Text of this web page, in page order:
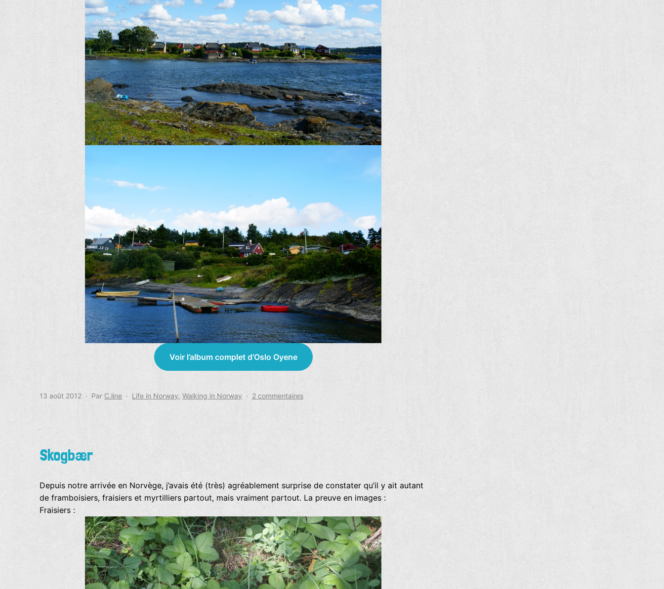
Voir l’album complet d’Oslo Oyene
Publié
13 août 2012 Par C.line
Catégorisé
Life in Norway,Walking in Norway 2 commentairessur
Skogbær
Depuis notre arrivée en Norvège, j’avais été (très) agréablement surprise de constater qu’il y ait autant
de framboisiers, fraisiers et myrtilliers partout, mais vraiment partout. La preuve en images :
Fraisiers :